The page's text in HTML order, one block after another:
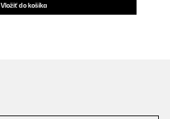
Vložiť do košíka